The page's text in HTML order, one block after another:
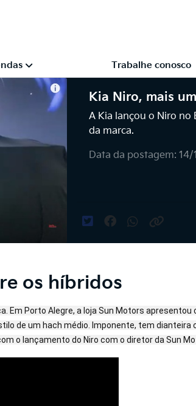
Trabalhe conosco
Kia Niro, mais
A Kia lançou o Niro no
da marca.
Data da postagem:
os híbridos
Em Porto Alegre, a loja Sun Motors
de um hach médio. Imponente, tem
o lançamento do Niro com o diretor da Sun